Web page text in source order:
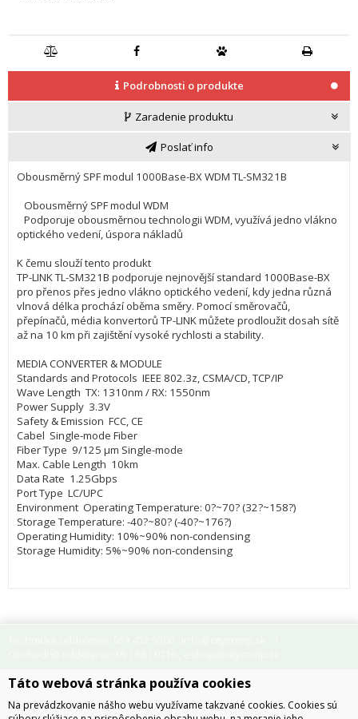
Podrobnosti o produkte
Zaradenie produktu
Poslať info
Obousměrný SPF modul 1000Base-BX WDM TL-SM321B
Obousměrný SPF modul WDM
Podporuje obousměrnou technologii WDM, využívá jedno vlákno
optického vedení, úspora nákladů
K čemu slouží tento produkt
TP-LINK TL-SM321B podporuje nejnovější standard 1000Base-BX
pro přenos přes jedno vlákno optického vedení, kdy jedna různá
vlnová délka prochází oběma směry. Pomocí směrovačů,
přepínačů, média konvertorů TP-LINK můžete prodloužit dosah sítě
až na 10 km při zajištění vysoké rychlosti a stability.
MEDIA CONVERTER & MODULE
Standards and Protocols IEEE 802.3z, CSMA/CD, TCP/IP
Wave Length TX: 1310nm / RX: 1550nm
Power Supply 3.3V
Safety & Emission FCC, CE
Cabel Single-mode Fiber
Fiber Type 9/125 µm Single-mode
Max. Cable Length 10km
Data Rate 1.25Gbps
Port Type LC/UPC
Environment Operating Temperature: 0?~70? (32?~158?)
Storage Temperature: -40?~80? (-40?~176?)
Operating Humidity: 10%~90% non-condensing
Storage Humidity: 5%~90% non-condensing
O spoločnosti
Táto webová stránka používa cookies
Na prevádzkovanie nášho webu využívame takzvané cookies. Cookies sú